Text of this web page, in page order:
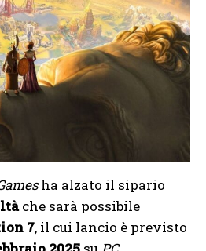
ha alzato il sipario
che sarà possibile
7, il cui lancio è previsto